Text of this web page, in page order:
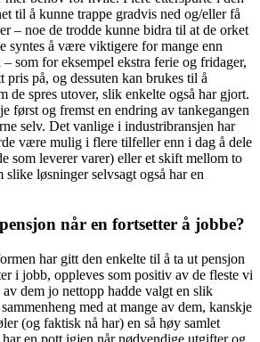
til å kunne trappe gradvis ned og/eller få
– noe de trodde kunne bidra til at de orket
syntes å være viktigere for mange enn
som for eksempel ekstra ferie og fridager,
pris på, og dessuten kan brukes til å
de spres utover, slik enkelte også har gjort.
først og fremst en endring av tankegangen
selv. Det vanlige i industribransjen har
være mulig i flere tilfeller enn i dag å dele
som leverer varer) eller et skift mellom to
slike løsninger selvsagt også har en
når en fortsetter å jobbe?
har gitt den enkelte til å ta ut pensjon
i jobb, oppleves som positiv av de fleste vi
av dem jo nettopp hadde valgt en slik
med at mange av dem, kanskje
(og faktisk nå har) en så høy samlet
en pott igjen når nødvendige utgifter og